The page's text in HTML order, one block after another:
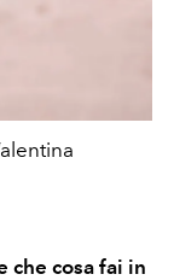
che cosa fai in